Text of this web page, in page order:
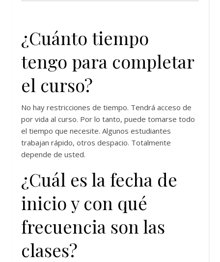
¿Cuánto tiempo
tengo para completar
el curso?
No hay restricciones de tiempo. Tendrá acceso de
por vida al curso. Por lo tanto, puede tomarse todo
el tiempo que necesite. Algunos estudiantes
trabajan rápido, otros despacio. Totalmente
depende de usted.
¿Cuál es la fecha de
inicio y con qué
frecuencia son las
clases?